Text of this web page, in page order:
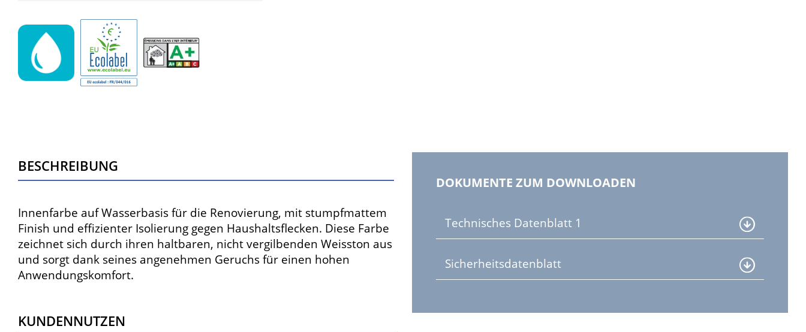
Beschreibung
Innenfarbe auf Wasserbasis für die Renovierung, mit stumpfmattem
Finish und effizienter Isolierung gegen Haushaltsflecken. Diese Farbe
zeichnet sich durch ihren haltbaren, nicht vergilbenden Weisston aus
und sorgt dank seines angenehmen Geruchs für einen hohen
Anwendungskomfort.
Kundennutzen
DOKUMENTE ZUM DOWNLOADEN
Technisches Datenblatt 1
Sicherheitsdatenblatt